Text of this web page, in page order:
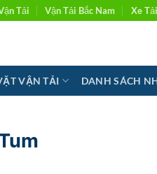
Tải Vận Tải Bắc Nam Xe
VẬN TẢI DANH SÁCH